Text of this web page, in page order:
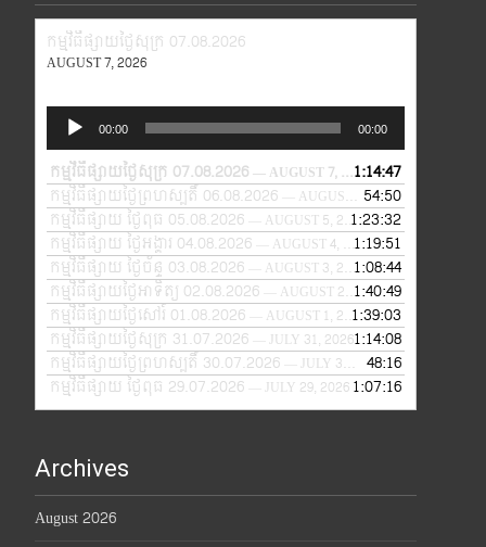
កម្មវិធីផ្សាយថ្ងៃសុក្រ 07.08.2026
AUGUST 7, 2026
Audio
Player
00:00 00:00
កម្មវិធីផ្សាយថ្ងៃសុក្រ 07.08.2026— AUGUST 7, 2026
1:14:47
កម្មវិធីផ្សាយថ្ងៃព្រហស្បតិ៍ 06.08.2026
— AUGUST 6, 2026
54:50
កម្មវិធីផ្សាយ ថ្ងៃពុធ 05.08.2026
— AUGUST 5, 2026 1:23:32
កម្មវិធីផ្សាយ ថ្ងៃអង្គារ 04.08.2026
— AUGUST 4, 2026
1:19:51
កម្មវិធីផ្សាយ ថ្ងៃច័ន្ទ 03.08.2026
— AUGUST 3, 2026 1:08:44
កម្មវិធីផ្សាយថ្ងៃអាទិត្យ 02.08.2026
— AUGUST 2, 2026 1:40:49
កម្មវិធីផ្សាយថ្ងៃសៅរ៍ 01.08.2026
— AUGUST 1, 2026 1:39:03
កម្មវិធីផ្សាយថ្ងៃសុក្រ 31.07.2026
— JULY 31, 20261:14:08
កម្មវិធីផ្សាយថ្ងៃព្រហស្បតិ៍ 30.07.2026
— JULY 30, 2026
48:16
កម្មវិធីផ្សាយ ថ្ងៃពុធ 29.07.2026
— JULY 29, 20261:07:16
Archives
August 2026